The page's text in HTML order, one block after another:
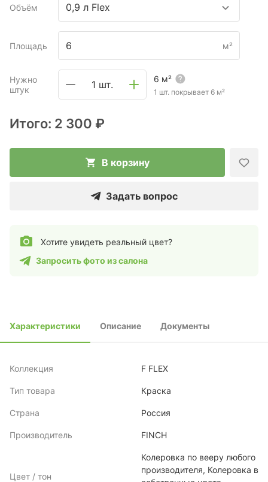
Объём 0,9 л Flex
Площадь м²
Нужно
штук
1 шт. 6 м²
1 шт. покрывает 6 м²
Итого: 2 300 ₽
В корзину
Задать вопрос
Хотите увидеть реальный цвет?
Запросить фото из салона
Характеристики Описание Документы
Коллекция F FLEX
Тип товара Краска
Страна Россия
Производитель FINCH
Цвет / тон
Колеровка по вееру любого
производителя, Колеровка в